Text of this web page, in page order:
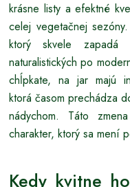
krásne listy a efektné
celej vegetačnej
ktorý skvele
naturalistických po
chĺpkate, na jar majú
ktorá časom prechádza
nádychom. Táto
charakter, ktorý sa mení
Kedy kvitne